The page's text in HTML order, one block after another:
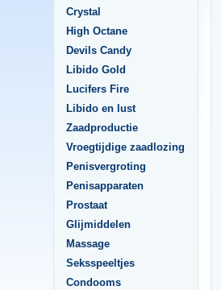
Crystal
High Octane
Devils Candy
Libido Gold
Lucifers Fire
Libido en lust
Zaadproductie
Vroegtijdige zaadlozing
Penisvergroting
Penisapparaten
Prostaat
Glijmiddelen
Massage
Seksspeeltjes
Condooms